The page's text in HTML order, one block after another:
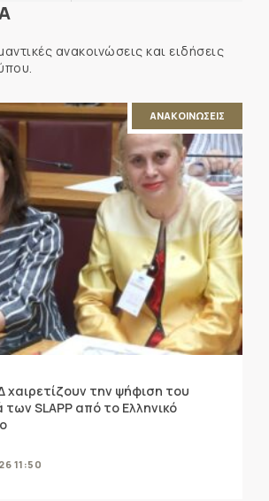
ανακοινώσεις και ειδήσεις
ΑΝΑΚΟΙΝΩΣΕΙΣ
χαιρετίζουν την ψήφιση του
SLAPP από το Ελληνικό
11:50